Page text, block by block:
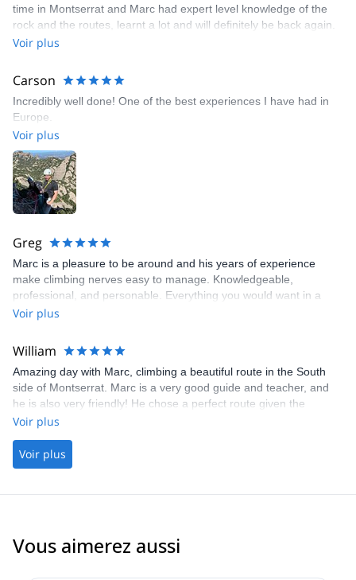
time in Montserrat and Marc had expert level knowledge of the
rock and the routes, learnt a lot and will definitely be back again.
Voir plus
Carson
Incredibly well done! One of the best experiences I have had in
Europe.
Voir plus
Greg
Marc is a pleasure to be around and his years of experience
make climbing nerves easy to manage. Knowledgeable,
professional, and personable. Everything you would want in a
guide/instructor. Can’t recommend him enough!
Voir plus
William
Amazing day with Marc, climbing a beautiful route in the South
side of Montserrat. Marc is a very good guide and teacher, and
he is also very friendly! He chose a perfect route given the
description I sent.
Voir plus
Voir plus
Vous aimerez aussi